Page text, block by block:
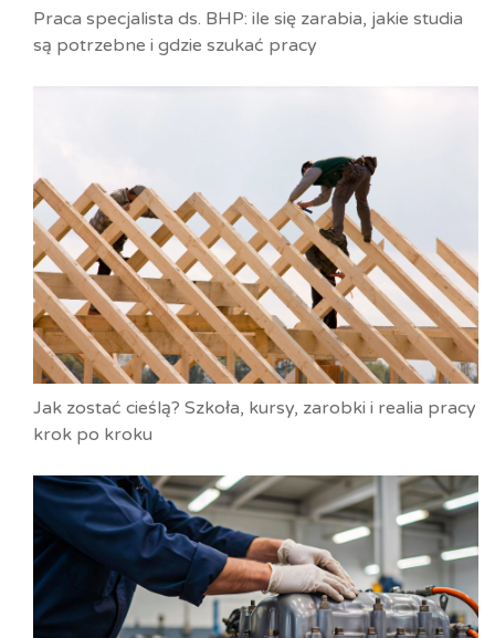
Praca specjalista ds. BHP: ile się zarabia, jakie studia
są potrzebne i gdzie szukać pracy
Jak zostać cieślą? Szkoła, kursy, zarobki i realia pracy
krok po kroku